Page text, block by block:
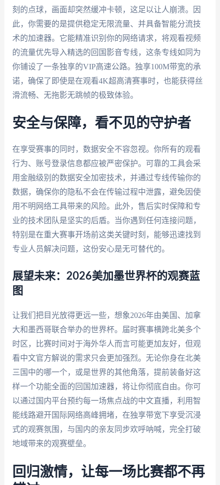
刻的点球，画面却突然缓冲卡顿，这足以让人崩溃。因
此，你需要的是提供稳定无限流量、并具备智能分流技
术的加速器。它能精准识别你的网络请求，将观看视频
的流量优先导入精选的回国影音专线，这条专线如同为
你铺设了一条独享的VIP高速公路。独享100M带宽的承
诺，确保了即使是在观看4K超高清赛事时，也能获得丝
滑流畅、无拖影无跳帧的极致体验。
安全与保障，看不见的守护者
在享受赛事的同时，数据安全不容忽视。你所有的观看
行为、账号登录信息都应被严密保护。可靠的工具会采
用金融级别的数据安全加密技术，并通过专线传输你的
数据，确保你的隐私不会在传输过程中泄露，避免因使
用不明网络工具带来的风险。此外，售后实时保障和专
业的技术团队是坚实的后盾。当你遇到任何连接问题，
特别是在重大赛事开场前这类关键时刻，能够迅速找到
专业人员解决问题，这份安心是无可替代的。
展望未来：2026美加墨世界杯的观赛蓝
图
让我们把目光放得更远一些，想象2026年由美国、加拿
大和墨西哥联合举办的世界杯。届时赛事横跨北美多个
时区，比赛时间对于海外华人而言可能更加友好，但观
看中文官方解说的需求只会更加强烈。无论你身在北美
三国中的哪一个，或是世界的其他角落，提前装备好这
样一个功能全面的回国加速器，将让你彻底自由。你可
以通过国内平台预约每一场焦点战的中文直播，利用智
能线路避开国际网络高峰拥堵，在独享带宽下享受沉浸
式的观赛氛围，与国内的亲友同步欢呼呐喊，完全打破
地域带来的观赛壁垒。
回归激情，让每一场比赛都不再